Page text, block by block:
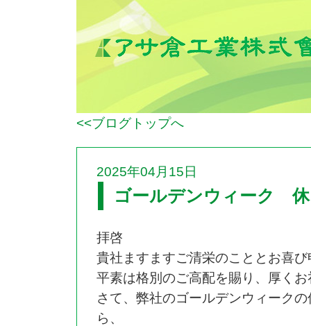
<<ブログトップへ
2025年04月15日
ゴールデンウィーク
拝啓
貴社ますますご清栄のこととお喜
平素は格別のご高配を賜り、厚く
さて、弊社のゴールデンウィーク
ら、